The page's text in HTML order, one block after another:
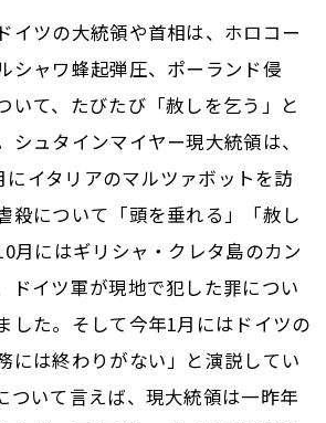
イツの大統領や首相は、ホロコー
シャワ蜂起弾圧、ポーランド侵
いて、たびたび「赦しを乞う」と
シュタインマイヤー現大統領は、
にイタリアのマルツァボットを訪
殺について「頭を垂れる」「赦し
月にはギリシャ・クレタ島のカン
ドイツ軍が現地で犯した罪につい
した。そして今年1月にはドイツの
には終わりがない」と演説してい
ついて言えば、現大統領は一昨年